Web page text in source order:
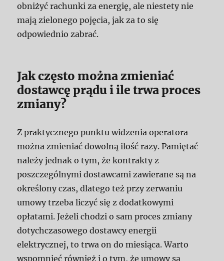
obniżyć rachunki za energię, ale niestety nie
mają zielonego pojęcia, jak za to się
odpowiednio zabrać.
Jak często można zmieniać
dostawcę prądu i ile trwa proces
zmiany?
Z praktycznego punktu widzenia operatora
można zmieniać dowolną ilość razy. Pamiętać
należy jednak o tym, że kontrakty z
poszczególnymi dostawcami zawierane są na
określony czas, dlatego też przy zerwaniu
umowy trzeba liczyć się z dodatkowymi
opłatami. Jeżeli chodzi o sam proces zmiany
dotychczasowego dostawcy energii
elektrycznej, to trwa on do miesiąca. Warto
wspomnieć również i o tym, że umowy są